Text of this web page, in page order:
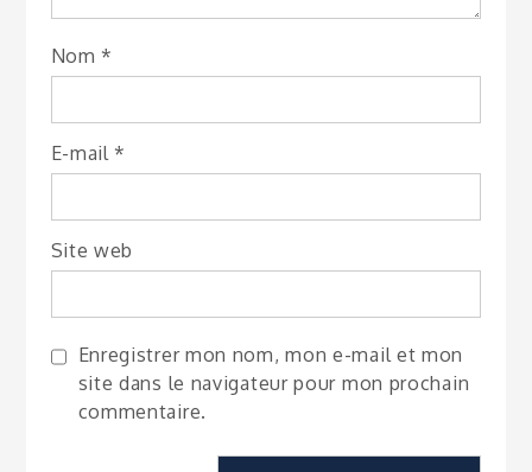
Nom *
E-mail *
Site web
Enregistrer mon nom, mon e-mail et mon
site dans le navigateur pour mon prochain
commentaire.